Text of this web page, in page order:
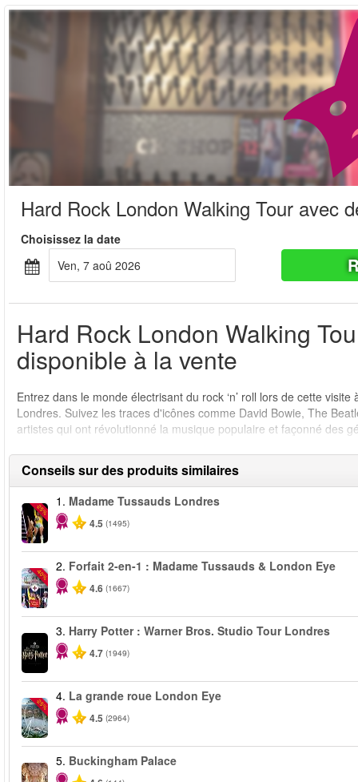
Hard Rock London Walking Tour avec
Choisissez la date
ven, 7 aoû 2026
Hard Rock London Walking
disponible à la vente
Entrez dans le monde électrisant du rock ‘n’ roll lors de cette
Londres. Suivez les traces d'icônes comme David Bowie, The
artistes qui ont révolutionné la musique populaire et façonné des
Conseils sur des produits similaires
-25%
1. Madame Tussauds Londres
4.5 (1495)
-40%
2. Forfait 2-en-1 : Madame Tussauds & London Eye
4.6 (1667)
3. Harry Potter : Warner Bros. Studio Tour Londres
4.7 (1949)
-25%
4. La grande roue London Eye
4.5 (2964)
5. Buckingham Palace